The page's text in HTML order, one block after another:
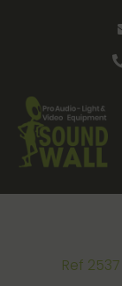
Ref